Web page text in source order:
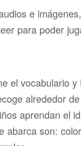
e
para poder
el vocabulario
alrededor
aprendan el
abarca son: